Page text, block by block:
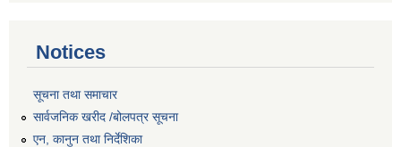
Notices
सूचना तथा समाचार
सार्वजनिक खरीद /बोलपत्र सूचना
एन, कानुन तथा निर्देशिका